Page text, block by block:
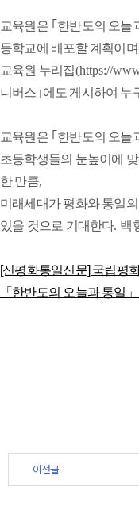
교육원은 ｢ 한반도의 오늘
등학교에 배포할 계획이며
교육원 누리집(https://
니버스 ｣에도 게시하여 누
교육원은 ｢ 한반도의 오늘
초등학생들의 눈높이에
한 만큼,
미래세대가 평화와 통일
있을 것으로 기대한다. 백
[신평화통일신문] 국립평
「한반도의 오늘과 통일
이전글